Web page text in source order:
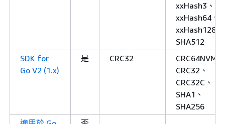
xxHash3、
xxHash64、
xxHash128、
SHA512
SDK for
Go V2 (1.x)
是 CRC32
CRC64NVME
CRC32、
CRC32C、
SHA1、
SHA256